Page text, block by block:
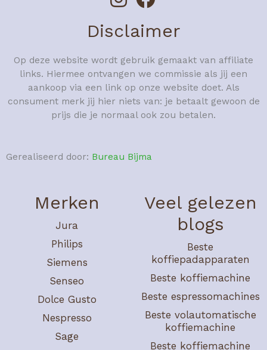
Disclaimer
Op deze website wordt gebruik gemaakt van affiliate
links. Hiermee ontvangen we commissie als jij een
aankoop via een link op onze website doet. Als
consument merk jij hier niets van: je betaalt gewoon de
prijs die je normaal ook zou betalen.
Gerealiseerd door: Bureau Bijma
Merken
Jura
Philips
Siemens
Senseo
Dolce Gusto
Nespresso
Sage
Veel gelezen
blogs
Beste
koffiepadapparaten
Beste koffiemachine
Beste espressomachines
Beste volautomatische
koffiemachine
Beste koffiemachine